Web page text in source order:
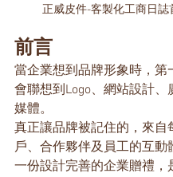
正威皮件-客製化工商日誌
前言
當企業想到品牌形象時，第
會聯想到Logo、網站設計、
媒體。
真正讓品牌被記住的，來自
戶、合作夥伴及員工的互動
一份設計完善的企業贈禮，